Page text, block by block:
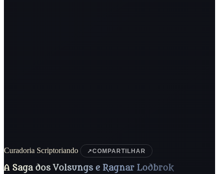
Curadoria Scriptoriando ↗COMPARTILHAR
A Saga dos Volsungs e Ragnar Lodbrok